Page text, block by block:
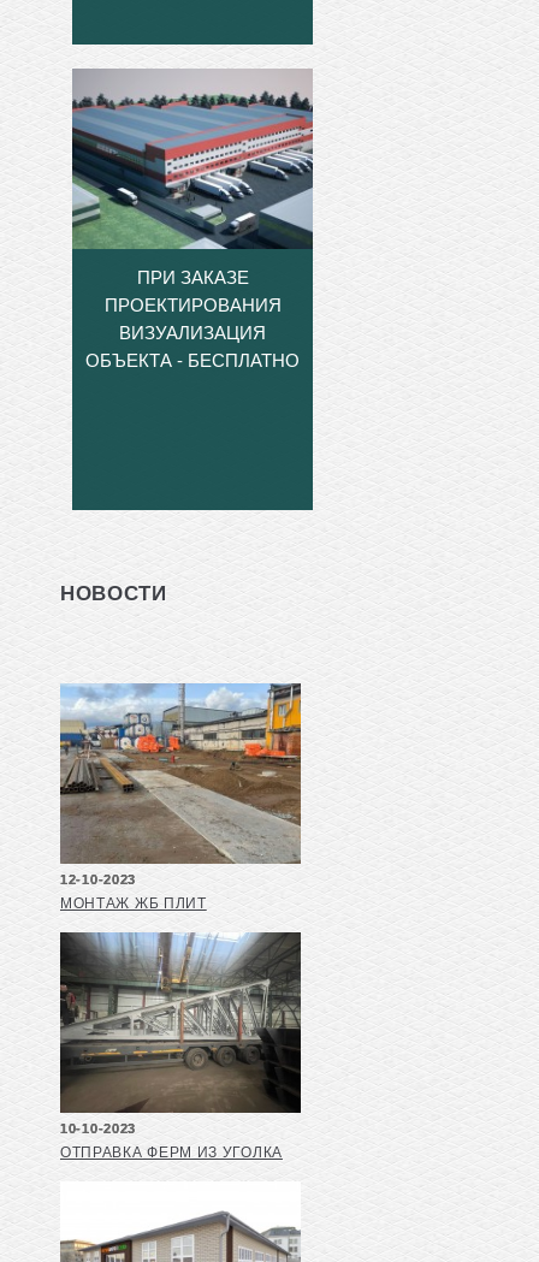
ПРИ ЗАКАЗЕ
ПРОЕКТИРОВАНИЯ
ВИЗУАЛИЗАЦИЯ
ОБЪЕКТА - БЕСПЛАТНО
НОВОСТИ
12-10-2023
МОНТАЖ ЖБ ПЛИТ
10-10-2023
ОТПРАВКА ФЕРМ ИЗ УГОЛКА